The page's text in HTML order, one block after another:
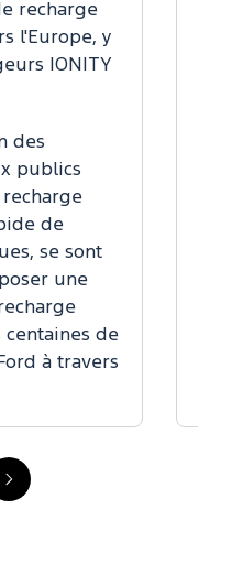
Suivant
y
IONITY
de
se sont
une
de
à travers